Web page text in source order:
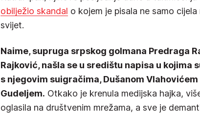
obilježio skandal o kojem je pisala ne samo cijela
svijet.
Naime, supruga srpskog golmana Predraga
Rajković, našla se u središtu napisa u kojima
s njegovim suigračima, Dušanom Vlahovićem
Gudeljem. Otkako je krenula medijska hajka,
oglasila na društvenim mrežama, a sve je